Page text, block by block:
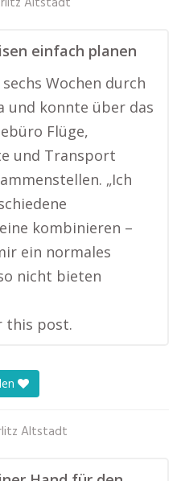
einfach planen
Wochen durch
und konnte über das
Flüge,
und Transport
„Ich
kombinieren –
ein normales
nicht bieten
this post.
Altstadt